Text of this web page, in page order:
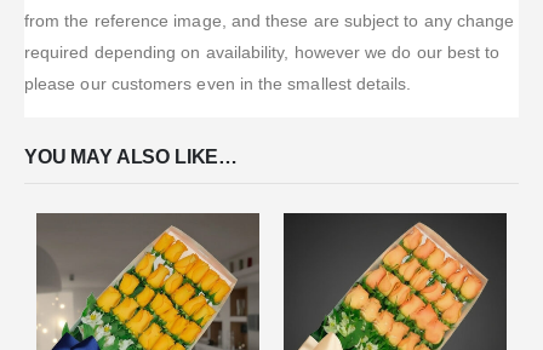
from the reference image, and these are subject to any change
required depending on availability, however we do our best to
please our customers even in the smallest details.
YOU MAY ALSO LIKE…